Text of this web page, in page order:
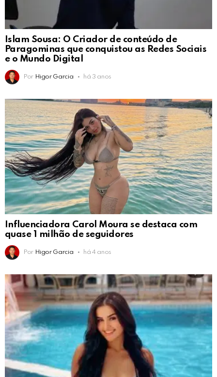
Islam Sousa: O Criador de conteúdo de
Paragominas que conquistou as Redes Sociais
e o Mundo Digital
Por Higor Garcia há 3 anos
Influenciadora Carol Moura se destaca com
quase 1 milhão de seguidores
Por Higor Garcia há 4 anos